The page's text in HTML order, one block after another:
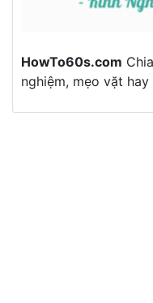
HowTo60s.com
nghiệm, mẹo vặt